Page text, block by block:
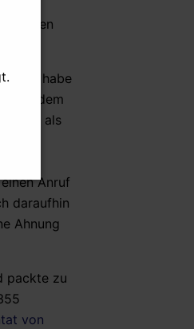
Den
er habe
vor dem
und als
Laut
Anruf
daraufhin
Ahnung
packte zu
von